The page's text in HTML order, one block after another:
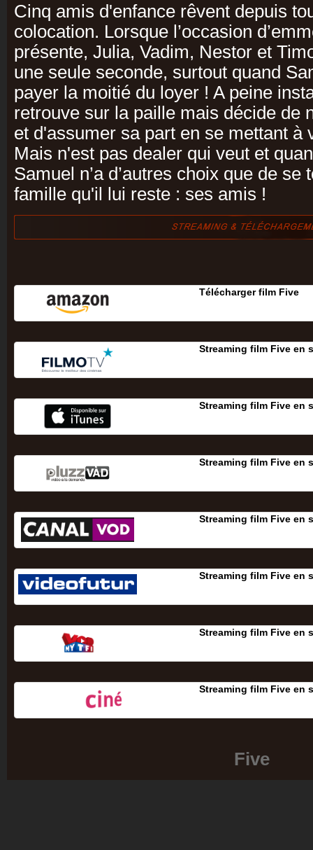
Cinq amis d'enfance rêvent depuis
colocation. Lorsque l’occasion
présente, Julia, Vadim, Nestor et
une seule seconde, surtout quand
payer la moitié du loyer ! A peine
retrouve sur la paille mais décide de
et d'assumer sa part en se mettant à
Mais n'est pas dealer qui veut et
Samuel n’a d’autres choix que de
famille qu'il lui reste : ses amis !
Télécharger film Five
Streaming film Five en
Streaming film Five en
Streaming film Five en
Streaming film Five en
Streaming film Five en
Streaming film Five en
Streaming film Five en
Five